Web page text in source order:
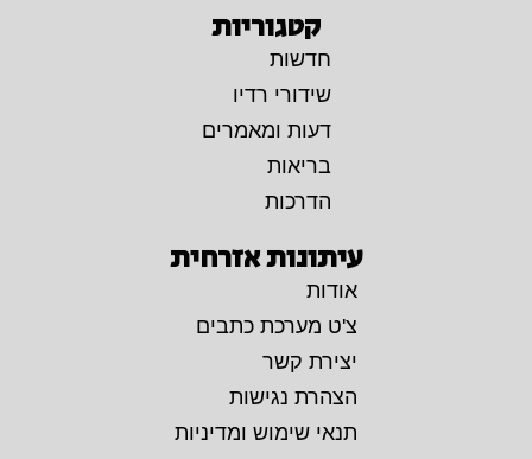
קטגוריות
חדשות
שידורי רדיו
דעות ומאמרים
בריאות
הדרכות
עיתונות אזרחית
אודות
צ'ט מערכת כתבים
יצירת קשר
הצהרת נגישות
תנאי שימוש ומדיניות